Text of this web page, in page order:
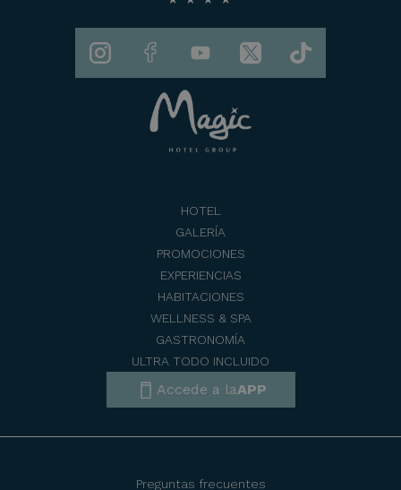
HOTEL
GALERÍA
PROMOCIONES
EXPERIENCIAS
HABITACIONES
WELLNESS & SPA
GASTRONOMÍA
ULTRA TODO INCLUIDO
Accede a laAPP
Preguntas frecuentes